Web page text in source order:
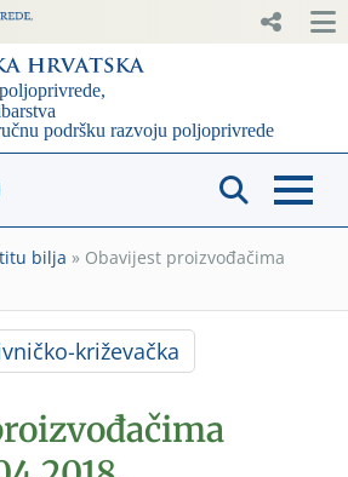
bilja » Obavijest proizvođačima
križevačka